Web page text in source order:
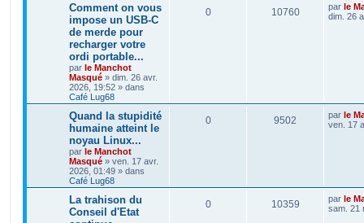
Comment on vous
impose un USB-C
de merde pour
recharger votre
ordi portable...
par le Manchot
Masqué » dim. 26 avr.
2026, 19:52 » dans
Café Lug68
0 10760 par le
dim. 26
Quand la stupidité
humaine atteint le
noyau Linux...
par le Manchot
Masqué » ven. 17 avr.
2026, 01:49 » dans
Café Lug68
0 9502 par le
ven. 17
La trahison du
Conseil d'Etat
0 10359 par le
sam. 21